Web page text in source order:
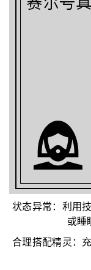
状态异常：利用
或睡
合理搭配精灵：